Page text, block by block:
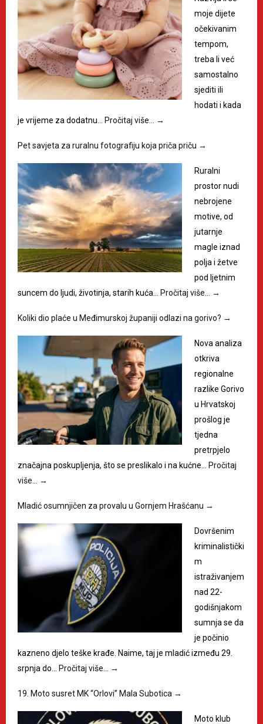
moje dijete
očekivanim
tempom,
treba li već
samostalno
sjediti ili
hodati i kada
je vrijeme za dodatnu…
Pročitaj više… →
Pet savjeta za ruralnu fotografiju koja priča priču →
Ruralni
prostor nudi
nebrojene
motive, od
jutarnje
magle iznad
polja i žetve
pod ljetnim
suncem do ljudi, životinja, starih kuća…
Pročitaj više… →
Koliki dio plaće u Međimurskoj županiji odlazi na gorivo? →
Nova analiza
otkriva
regionalne
razlike Gorivo
u Hrvatskoj
prošlog je
tjedna
pretrpjelo
značajna poskupljenja, što se preslikalo i na kućne…
Pročitaj
više…
→
Mladić osumnjičen za provalu u Gornjem Hrašćanu →
Dovršenim
kriminalistički
m
istraživanjem
nad 22-
godišnjakom
sumnja se da
je počinio
kazneno djelo teške krađe. Naime, taj je mladić između 29.
srpnja do…
Pročitaj više… →
19. Moto susret MK “Orlovi” Mala Subotica →
Moto klub